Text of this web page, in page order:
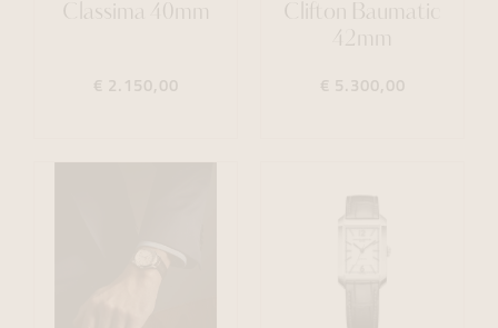
Classima 40mm
€ 2.150,00
Clifton Baumatic
42mm
€ 5.300,00